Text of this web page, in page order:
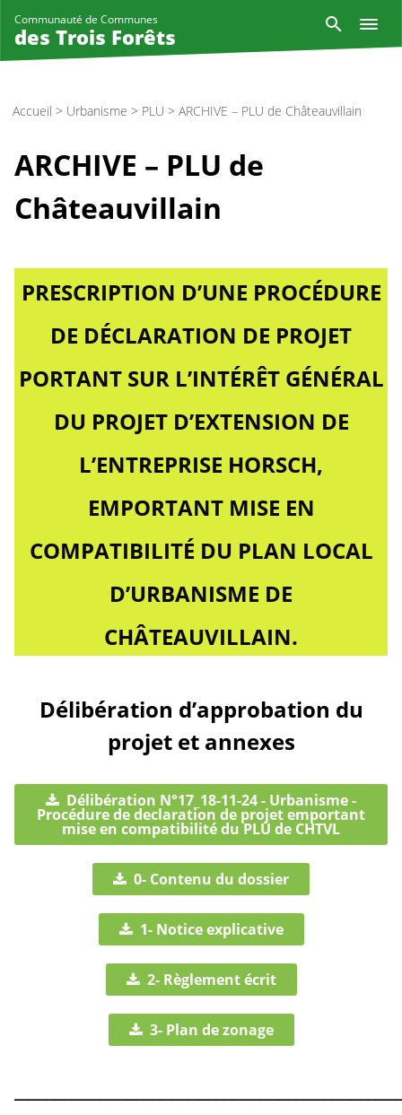
Communauté de Communes
des Trois Forêts
Accueil > Urbanisme > PLU > ARCHIVE – PLU de Châteauvillain
ARCHIVE – PLU de
Châteauvillain
PRESCRIPTION D’UNE PROCÉDURE
DE DÉCLARATION DE PROJET
PORTANT SUR L’INTÉRÊT GÉNÉRAL
DU PROJET D’EXTENSION DE
L’ENTREPRISE HORSCH,
EMPORTANT MISE EN
COMPATIBILITÉ DU PLAN LOCAL
D’URBANISME DE
CHÂTEAUVILLAIN.
Délibération d’approbation du
projet et annexes
Délibération N°17_18-11-24 - Urbanisme -
Procédure de declaration de projet emportant
mise en compatibilité du PLU de CHTVL
0- Contenu du dossier
1- Notice explicative
2- Règlement écrit
3- Plan de zonage